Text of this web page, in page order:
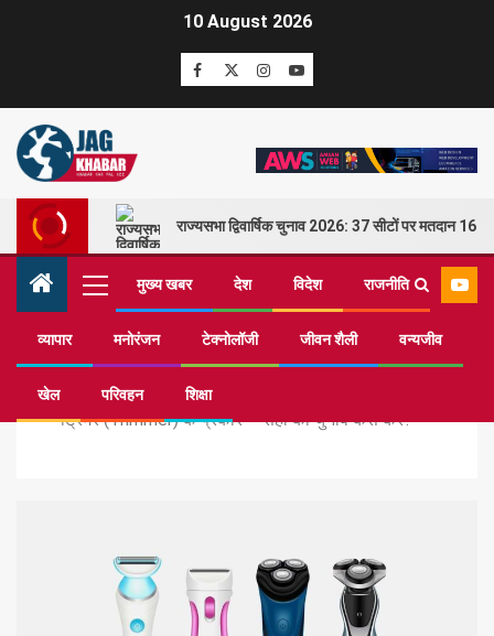
10 August 2026
राज्यसभा द्विवार्षिक चुनाव 2026: 37 सीटों पर मतदान 16
मुख्य खबर देश विदेश राजनीति
व्यापार मनोरंजन टेक्नोलॉजी जीवन शैली वन्यजीव
खेल परिवहन शिक्षा
Home
टेक्नोलॉजी
ट्रिमर (Trimmer) के प्रकार – सही का चुनाव कैसे करें?